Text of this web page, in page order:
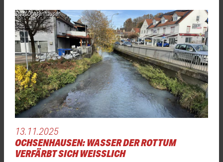
Stadt Ochsenhausen
13.11.2025
OCHSENHAUSEN: WASSER DER ROTTUM
VERFÄRBT SICH WEISSLICH